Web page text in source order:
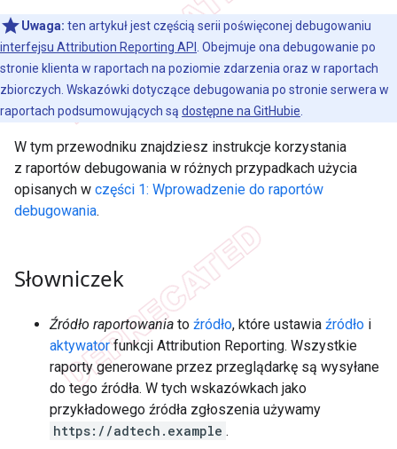
Uwaga: ten artykuł jest częścią serii poświęconej debugowaniu
interfejsu Attribution Reporting API . Obejmuje ona debugowanie po
stronie klienta w raportach na poziomie zdarzenia oraz w raportach
zbiorczych. Wskazówki dotyczące debugowania po stronie serwera w
raportach podsumowujących są dostępne na GitHubie
W tym przewodniku znajdziesz instrukcje korzystania
z raportów debugowania w różnych przypadkach użycia
opisanych w części 1: Wprowadzenie do raportów
debugowania.
Słowniczek
Źródło raportowania to źródło, które ustawia źródło i
aktywatorfunkcji Attribution Reporting. Wszystkie
raporty generowane przez przeglądarkę są wysyłane
do tego źródła. W tych wskazówkach jako
przykładowego źródła zgłoszenia używamy
https://adtech.example .